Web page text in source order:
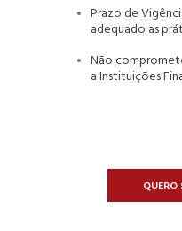
Prazo de
adequado as
Não
a Instituições
QUERO